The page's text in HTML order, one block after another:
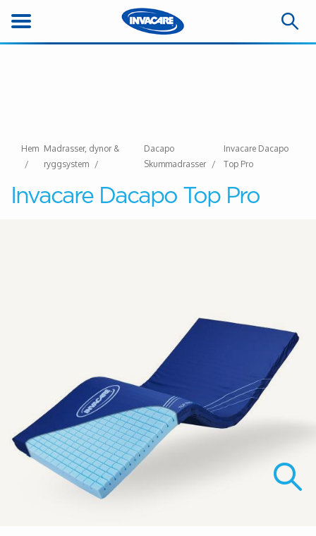
Hem Madrasser, dynor &
ryggsystem
Dacapo
Skummadrasser
Invacare Dacapo
Top Pro
Invacare Dacapo Top Pro